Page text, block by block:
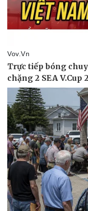
Thông tin doanh nghiệp
Doanh nghiệp 24h
Doanh nhân
Vì cộng đồng